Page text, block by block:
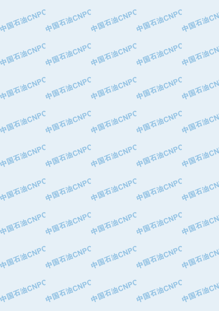
·中国石油锦西石化分公司
·大港油田集团有限责任公司
·深圳市肯多斯实业发展有限公司
·山东墨龙石油机械股份有限公司
·无锡西姆莱斯石油专用管制造有限公
·武汉钢铁（集团）公司
·马鞍山钢铁股份有限公司
·中国石油天然气股份有限公司兰州石
·中国石化茂名石化分公司
·中国石油大港油田分公司
·靖江市天和泵业有限公司
·中油油气勘探软件国家工程研究中心
·西安长庆钻宇集团咸阳石化有限公司
·新疆安维消防设施器材有限公司
·华北石油津工机械制造有限公司
·上海山武控制仪表有限公司
·上海赛科石油化工有限责任公司
·上海高桥石化
·中国石化扬子石油化工股份有限公司